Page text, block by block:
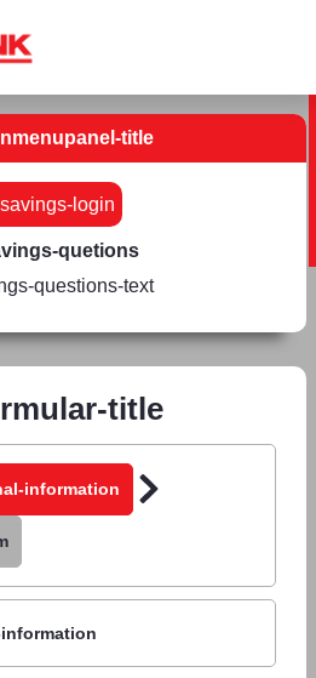
title
login
quetions
questions-text
title
information